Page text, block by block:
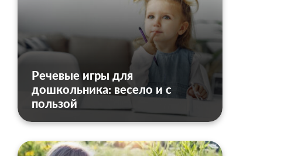
Речевые игры для
дошкольника: весело и с
пользой